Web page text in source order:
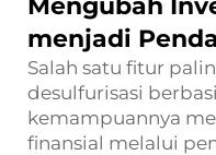
menjadi
Salah satu fitur
desulfurisasi
kemampuannya
finansial melalui